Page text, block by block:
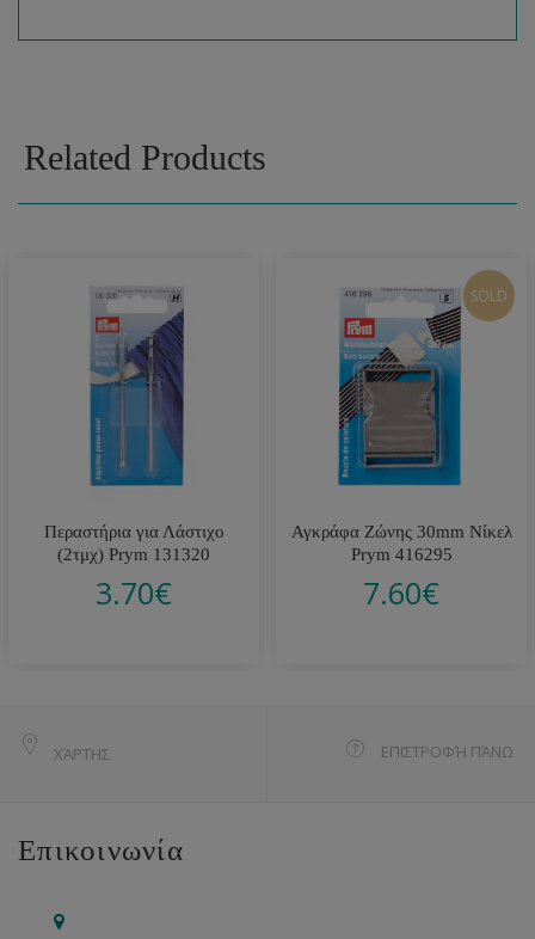
Related Products
Περαστήρια για Λάστιχο
(2τμχ) Prym 131320
3.70€
SOLD
Αγκράφα Ζώνης 30mm Νίκελ
Prym 416295
7.60€
ΧΆΡΤΗΣ ΕΠΙΣΤΡΟΦΉ ΠΆΝΩ
Επικοινωνία